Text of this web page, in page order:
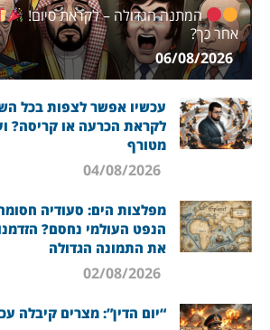
המתנה הגדולה – לקראת סיום!
אחר כך?
06/08/2026
עכשיו אפשר לצפות בכל
לקראת הכרעה או קריסה?
מטורף
מפלצות הים: סעודיה
הנפט העולמי נחסם?
את התמונה הגדולה
“יום הדין”: מצרים קיבלה